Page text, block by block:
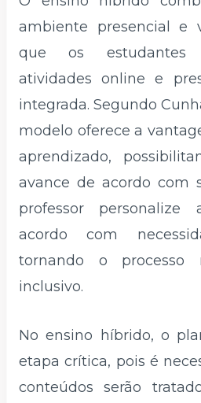
ambiente presencial e
que os estudantes
atividades online e
integrada. Segundo
modelo oferece a
aprendizado,
avance de acordo com
professor personalize
acordo com
tornando o processo
inclusivo.
No ensino híbrido, o
etapa crítica, pois é
conteúdos serão